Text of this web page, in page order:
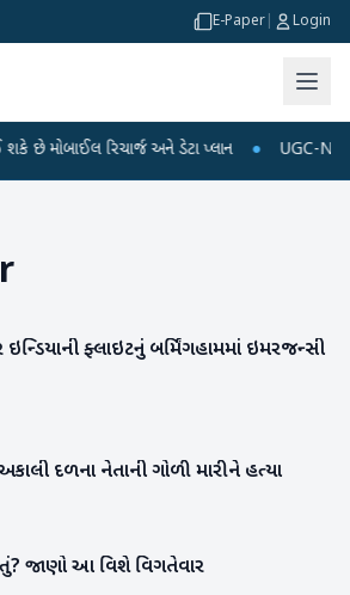
E-Paper Login
મોબાઈલ રિચાર્જ અને ડેટા પ્લાન ● UGC-NET
ફ્લાઇટનું બર્મિંગહામમાં ઇમરજન્સી
દળના નેતાની ગોળી મારીને હત્યા
જાણો આ વિશે વિગતેવાર